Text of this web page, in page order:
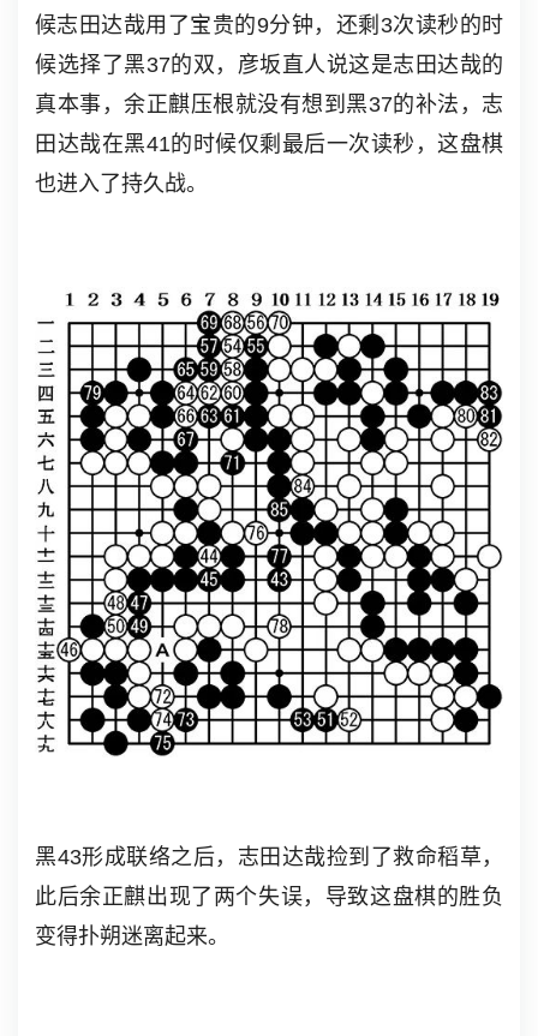
候志田达哉用了宝贵的9分钟，还剩3次读秒的时
候选择了黑37的双，彦坂直人说这是志田达哉的
真本事，余正麒压根就没有想到黑37的补法，志
田达哉在黑41的时候仅剩最后一次读秒，这盘棋
也进入了持久战。
黑43形成联络之后，志田达哉捡到了救命稻草，
此后余正麒出现了两个失误，导致这盘棋的胜负
变得扑朔迷离起来。